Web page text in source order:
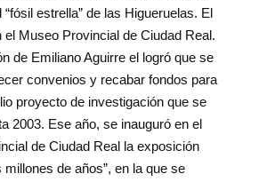
estrella” de las Higueruelas. El
el Museo Provincial de Ciudad Real.
de Emiliano Aguirre el logró que se
convenios y recabar fondos para
proyecto de investigación que se
2003. Ese año, se inauguró en el
de Ciudad Real la exposición
millones de años”, en la que se